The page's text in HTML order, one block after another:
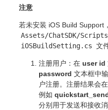
注意
若未安装 iOS Build Support
Assets/ChatSDK/
iOSBuildSetting.cs 文
注册用户：在 user id
password 文本框中
户注册。注册结果会
例如
分别用于发送和接收消